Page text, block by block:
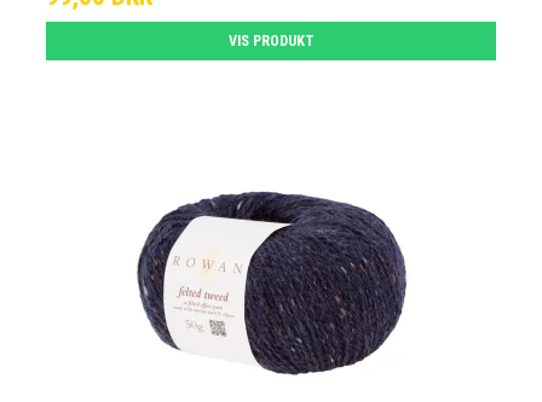
VIS PRODUKT